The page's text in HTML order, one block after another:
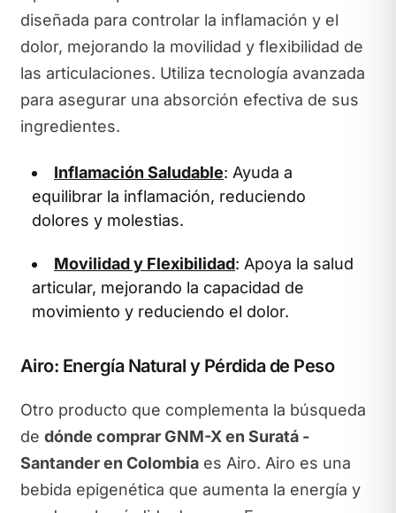
diseñada para controlar la inflamación y el
dolor, mejorando la movilidad y flexibilidad de
las articulaciones. Utiliza tecnología avanzada
para asegurar una absorción efectiva de sus
ingredientes.
Inflamación Saludable: Ayuda a
equilibrar la inflamación, reduciendo
dolores y molestias.
Movilidad y Flexibilidad: Apoya la salud
articular, mejorando la capacidad de
movimiento y reduciendo el dolor.
Airo: Energía Natural y Pérdida de Peso
Otro producto que complementa la búsqueda
de dónde comprar GNM-X en Suratá -
Santander en Colombiaes Airo. Airo es una
bebida epigenética que aumenta la energía y